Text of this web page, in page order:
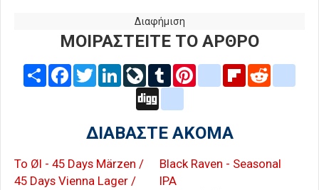
Διαφήμιση
ΜΟΙΡΑΣΤΕΙΤΕ ΤΟ ΑΡΘΡΟ
Share FacebookTwitterLinkedInLiveJournal
Tumblr Pinterestblogger_post
Flipboard
ΔΙΑΒΑΣΤΕ ΑΚΟΜΑ
To Øl - 45 Days Märzen /
45 Days Vienna Lager /
Black Raven - Seasonal
IPA